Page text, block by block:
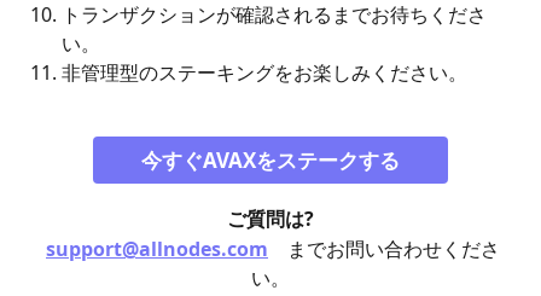
トランザクションが確認されるまでお待ちくださ
い。
非管理型のステーキングをお楽しみください。
今すぐAVAXをステークする
ご質問は?
support@allnodes.com
までお問い合わせくださ
い。